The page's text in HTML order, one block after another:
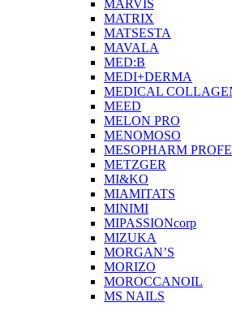
MARVIS
MATRIX
MATSESTA
MAVALA
MED:B
MEDI+DERMA
MEDICAL
MEED
MELON PRO
MENOMOSO
MESOPHARM
METZGER
MI&KO
MIAMITATS
MINIMI
MIPASSIONcorp
MIZUKA
MORGAN’S
MORIZO
MOROCCANOIL
MS NAILS